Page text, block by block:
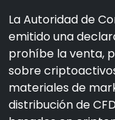
La Autoridad de
emitido una
prohíbe la venta,
sobre
materiales de
distribución de